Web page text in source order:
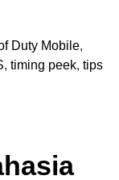
Duty Mobile,
, timing peek, tips